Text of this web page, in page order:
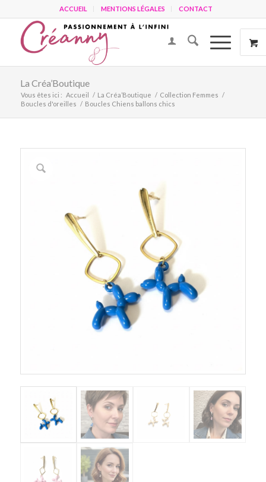
ACCUEIL MENTIONS LÉGALES CONTACT
La Créa’Boutique
Vous êtes ici : Accueil / La Créa’Boutique / Collection Femmes /
Boucles d'oreilles / Boucles Chiens ballons chics